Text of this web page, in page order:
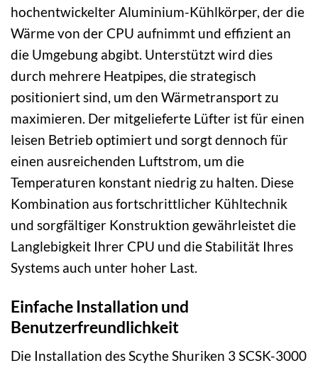
hochentwickelter Aluminium-Kühlkörper, der die
Wärme von der CPU aufnimmt und effizient an
die Umgebung abgibt. Unterstützt wird dies
durch mehrere Heatpipes, die strategisch
positioniert sind, um den Wärmetransport zu
maximieren. Der mitgelieferte Lüfter ist für einen
leisen Betrieb optimiert und sorgt dennoch für
einen ausreichenden Luftstrom, um die
Temperaturen konstant niedrig zu halten. Diese
Kombination aus fortschrittlicher Kühltechnik
und sorgfältiger Konstruktion gewährleistet die
Langlebigkeit Ihrer CPU und die Stabilität Ihres
Systems auch unter hoher Last.
Einfache Installation und
Benutzerfreundlichkeit
Die Installation des Scythe Shuriken 3 SCSK-3000